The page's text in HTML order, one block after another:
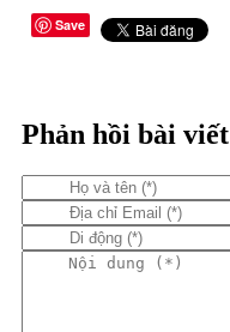
Save
Phản hồi bài viết